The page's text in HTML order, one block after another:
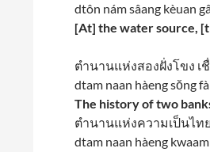
dtôn nám sâang kèuan
[At] the water source,
ตำนานแห่งสองฝั่งโขง เ
dtam naan hàeng sŏng
The history of two
ตำนานแห่งความเป็นไ
dtam naan hàeng